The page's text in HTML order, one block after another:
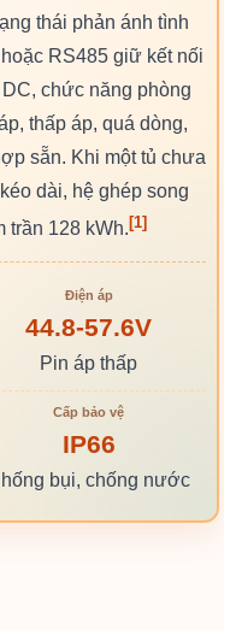
thái phản ánh tình
RS485 giữ kết nối
chức năng phòng
thấp áp, quá dòng,
sẵn. Khi một tủ chưa
dài, hệ ghép song
trần 128 kWh.[1]
Điện áp
44.8-57.6V
Pin áp thấp
Cấp bảo vệ
IP66
bụi, chống nước